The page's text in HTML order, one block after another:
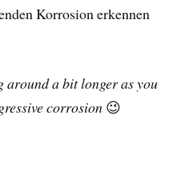
Korrosion erkennen
around a bit longer as you
corrosion 😉